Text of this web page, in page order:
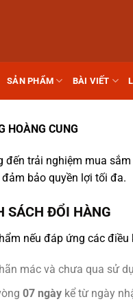
SẢN PHẨM BÀI VIẾT
HOÀNG CUNG
đến trải nghiệm mua
bảo quyền lợi tối đa.
SÁCH ĐỔI HÀNG
nếu đáp ứng các điều
mác và chưa qua sử
07 ngàykể từ ngày